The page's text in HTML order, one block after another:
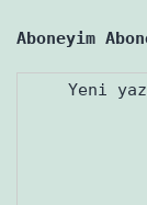
Aboneyim
Yeni